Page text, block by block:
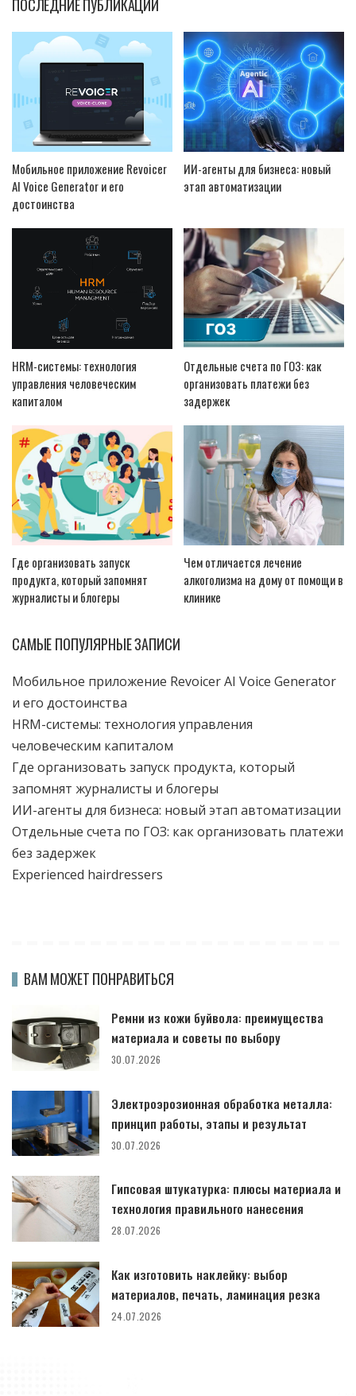
ПОСЛЕДНИЕ ПУБЛИКАЦИИ
Мобильное приложение Revoicer
AI Voice Generator и его
достоинства
ИИ-агенты для бизнеса: новый
этап автоматизации
HRM-системы: технология
управления человеческим
капиталом
Отдельные счета по ГОЗ: как
организовать платежи без
задержек
Где организовать запуск
продукта, который запомнят
журналисты и блогеры
Чем отличается лечение
алкоголизма на дому от помощи в
клинике
САМЫЕ ПОПУЛЯРНЫЕ ЗАПИСИ
Мобильное приложение Revoicer AI Voice Generator
и его достоинства
HRM-системы: технология управления
человеческим капиталом
Где организовать запуск продукта, который
запомнят журналисты и блогеры
ИИ-агенты для бизнеса: новый этап автоматизации
Отдельные счета по ГОЗ: как организовать платежи
без задержек
Experienced hairdressers
ВАМ МОЖЕТ ПОНРАВИТЬСЯ
Ремни из кожи буйвола: преимущества
материала и советы по выбору
30.07.2026
Электроэрозионная обработка металла:
принцип работы, этапы и результат
30.07.2026
Гипсовая штукатурка: плюсы материала и
технология правильного нанесения
28.07.2026
Как изготовить наклейку: выбор
материалов, печать, ламинация резка
24.07.2026